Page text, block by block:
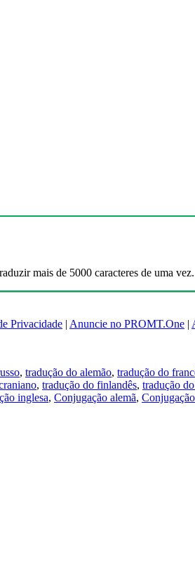
mais de 5000 caracteres de uma vez.
Privacidade | Anuncie no PROMT.One |
, tradução do alemão, tradução do
, tradução do finlandês, tradução
inglesa, Conjugação alemã,